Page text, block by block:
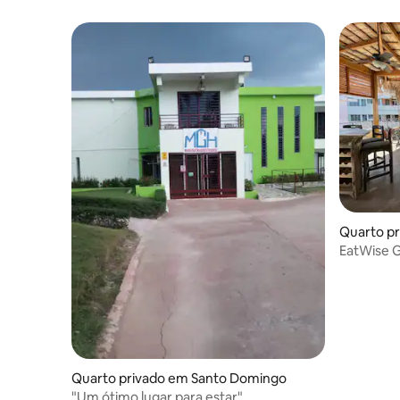
Quarto privado em Santo Domingo
Quarto
EatWise